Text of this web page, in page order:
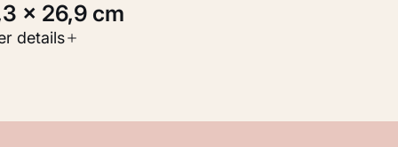
× 26,9 cm
werk
details